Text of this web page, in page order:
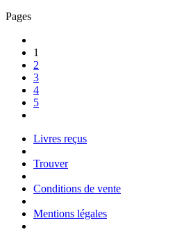
Pages
1
2
3
4
5
Livres reçus
Trouver
Conditions de vente
Mentions légales